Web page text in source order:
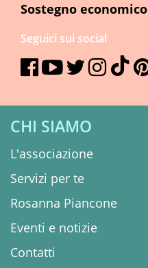
CHI SIAMO
L'associazione
Servizi per te
Rosanna Piancone
Eventi e notizie
Contatti
Sostegno economico
Seguici sui social